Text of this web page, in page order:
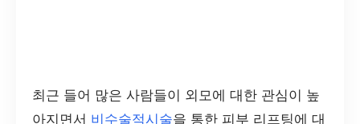
최근 들어 많은 사람들이 외모에 대한 관심이 높
아지면서 비수술적시술을 통한 피부 리프팅에 대